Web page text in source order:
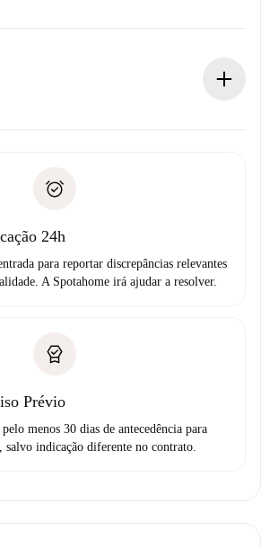
cobraremos nada e ofereceremos
bancárioproblema.
24h
para reportar discrepâncias relevantes
A Spotahome irá ajudar a resolver.
Prévio
menos 30 dias de antecedência para
salvo indicação diferente no contrato.